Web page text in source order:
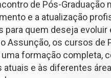
de Pós-
e a atualização
para quem deseja evoluir
Assunção, os cursos de
formação completa,
atuais e às diferentes